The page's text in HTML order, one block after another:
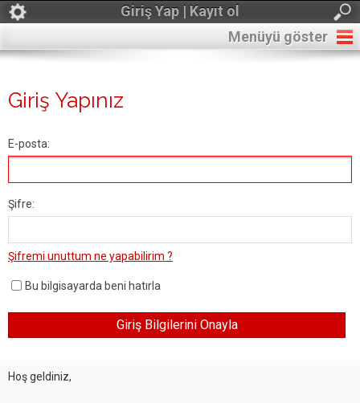
Giriş Yap | Kayıt ol
Menüyü göster
Giriş Yapınız
E-posta:
Şifre:
Şifremi unuttum ne yapabilirim ?
Bu bilgisayarda beni hatırla
Hoş geldiniz,